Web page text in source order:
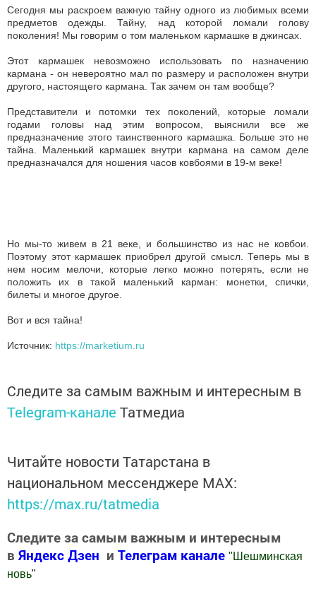
Сегодня мы раскроем важную тайну одного из любимых всеми
предметов одежды. Тайну, над которой ломали голову
поколения! Мы говорим о том маленьком кармашке в джинсах.
Этот кармашек невозможно использовать по назначению
кармана - он невероятно мал по размеру и расположен внутри
другого, настоящего кармана. Так зачем он там вообще?
Представители и потомки тех поколений, которые ломали
годами головы над этим вопросом, выяснили все же
предназначение этого таинственного кармашка. Больше это не
тайна. Маленький кармашек внутри кармана на самом деле
предназначался для ношения часов ковбоями в 19-м веке!
Но мы-то живем в 21 веке, и большинство из нас не ковбои.
Поэтому этот кармашек приобрел другой смысл. Теперь мы в
нем носим мелочи, которые легко можно потерять, если не
положить их в такой маленький карман: монетки, спички,
билеты и многое другое.
Вот и вся тайна!
Источник: https://marketium.ru
Следите за самым важным и интересным в
Telegram-канале Татмедиа
Читайте новости Татарстана в
национальном мессенджере MАХ:
https://max.ru/tatmedia
Следите за самым важным и интересным
в Яндекс Дзен и Телеграм канале " Шешминская
новь"